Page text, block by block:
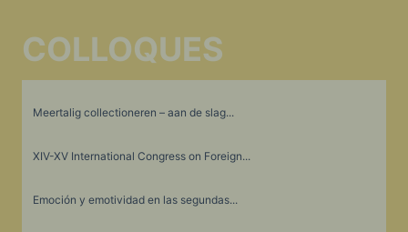
COLLOQUES
Meertalig collectioneren – aan de slag...
XIV-XV International Congress on Foreign...
Emoción y emotividad en las segundas...